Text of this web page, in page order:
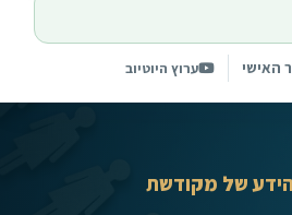
האישי ערוץ היוטיוב
של מקודשת